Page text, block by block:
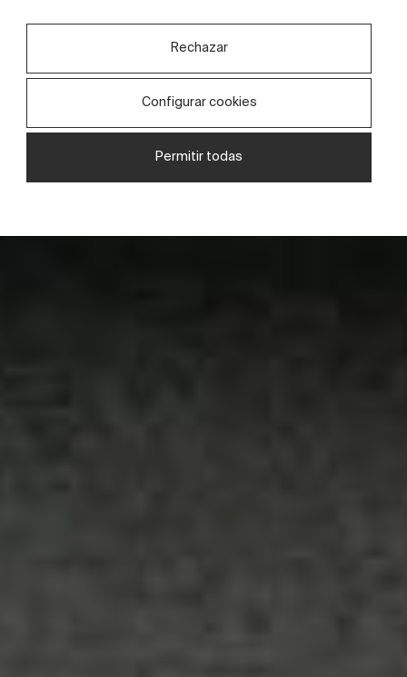
origen
Descubre Kerafrit
Rechazar
Configurar cookies
Permitir todas